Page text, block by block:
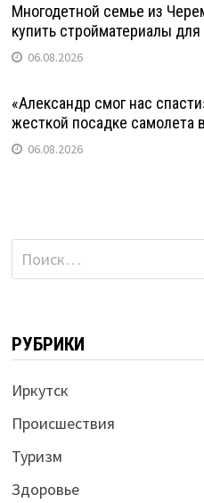
Многодетной семье из
купить стройматериалы
06.08.2026
«Александр смог нас
жесткой посадке самолета
06.08.2026
Найти:
РУБРИКИ
Иркутск
Происшествия
Туризм
Здоровье